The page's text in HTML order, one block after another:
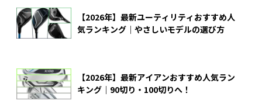
【2026年】最新ユーティリティおすすめ人
気ランキング｜やさしいモデルの選び方
【2026年】最新アイアンおすすめ人気ラン
キング｜90切り・100切りへ！